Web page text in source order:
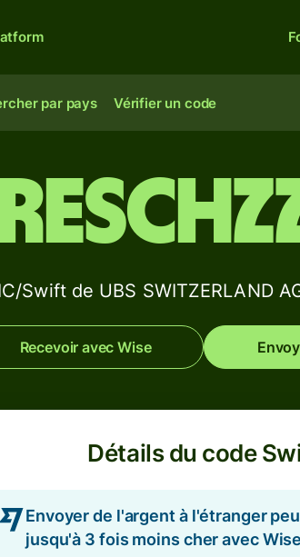
par pays Vérifier un code
Swift de UBS SWITZERLAND
Recevoir avec Wise
Détails du code
Envoyer de l'argent à l'étranger
jusqu'à 3 fois moins cher avec